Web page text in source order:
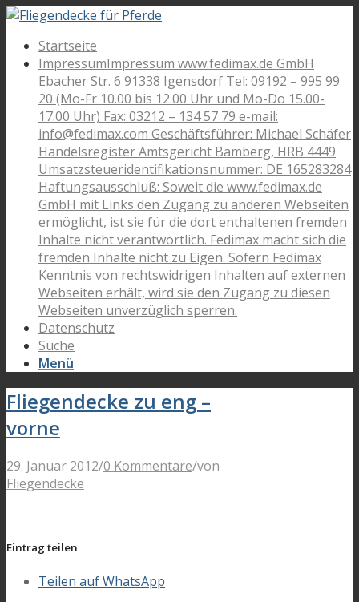
Startseite
ImpressumImpressum www.fedimax.de GmbH
Ebacher Str. 6 91338 Igensdorf Tel: 09192 – 995 99
20 (Mo-Fr 10.00 bis 12.00 Uhr und Mo-Do 15.00-
17.00 Uhr) Fax: 03212 – 134 57 79 e-mail:
info@fedimax.com Geschäftsführer: Michael Schäfer
Handelsregister Amtsgericht Bamberg, HRB 4449
Umsatzsteueridentifikationsnummer: DE 165283284
Haftungsausschluß: Soweit die www.fedimax.de
GmbH mit Links den Zugang zu anderen Webseiten
ermöglicht, ist sie für die dort enthaltenen fremden
Inhalte nicht verantwortlich. Fedimax macht sich die
fremden Inhalte nicht zu Eigen. Sofern Fedimax
Kenntnis von rechtswidrigen Inhalten auf externen
Webseiten erhält, wird sie den Zugang zu diesen
Webseiten unverzüglich sperren.
Datenschutz
Suche
Menü
Fliegendecke zu eng –
vorne
29. Januar 2012/0 Kommentare/von
Fliegendecke
Eintrag teilen
Teilen auf WhatsApp